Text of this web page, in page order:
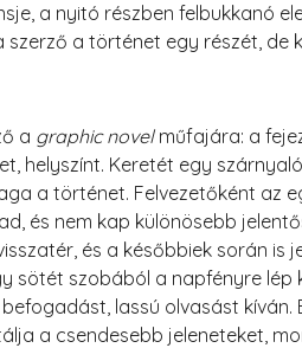
a nyitó részben felbukkanó
a történet egy részét, de
a graphic novelműfajára: a
helyszínt. Keretét egy
a történet. Felvezetőként az
és nem kap különösebb
és a későbbiek során is
sötét szobából a napfényre lép
lassú olvasást
a csendesebb jeleneteket,